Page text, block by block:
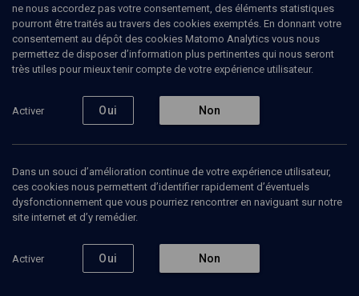
Tous 1 Vidéos 1
dans tous ses
Isaac Babel: un oeil, une
plume
ne nous accordez pas votre consentement, des éléments statistiques
pourront être traités au travers des cookies exemptés. En donnant votre
consentement au dépôt des cookies Matomo Analytics vous nous
permettez de disposer d’information plus pertinentes qui nous seront
très utiles pour mieux tenir compte de votre expérience utilisateur.
Activer Oui Non
Dans un souci d’amélioration continue de votre expérience utilisateur,
ces cookies nous permettent d’identifier rapidement d’éventuels
dysfonctionnement que vous pourriez rencontrer en naviguant sur notre
site internet et d’y remédier.
Activer Oui Non